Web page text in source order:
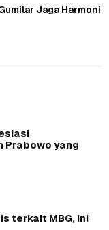
Jaga Harmoni
Prabowo yang
terkait MBG, Ini